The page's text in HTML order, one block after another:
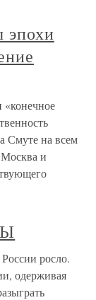
эпохи
Смуте на всем
и
росло.
одерживая